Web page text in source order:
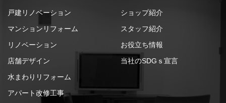
戸建リノベーション
マンションリフォーム
リノベーション
店舗デザイン
水まわりリフォーム
アパート改修工事
ショップ紹介
スタッフ紹介
お役立ち情報
当社のSDGｓ宣言